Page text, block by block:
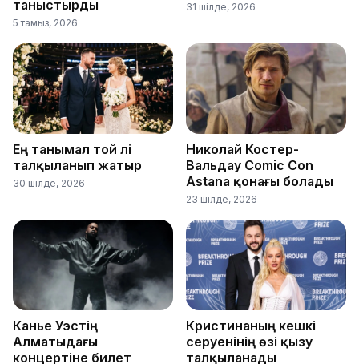
таныстырды
5 тамыз, 2026
31 шілде, 2026
Ең танымал той әлі
талқыланып жатыр
30 шілде, 2026
Николай Костер-
Вальдау Comic Con
Astana қонағы болады
23 шілде, 2026
Канье Уэстің
Алматыдағы
концертіне билет
Кристинаның кешкі
серуенінің өзі қызу
талқыланады